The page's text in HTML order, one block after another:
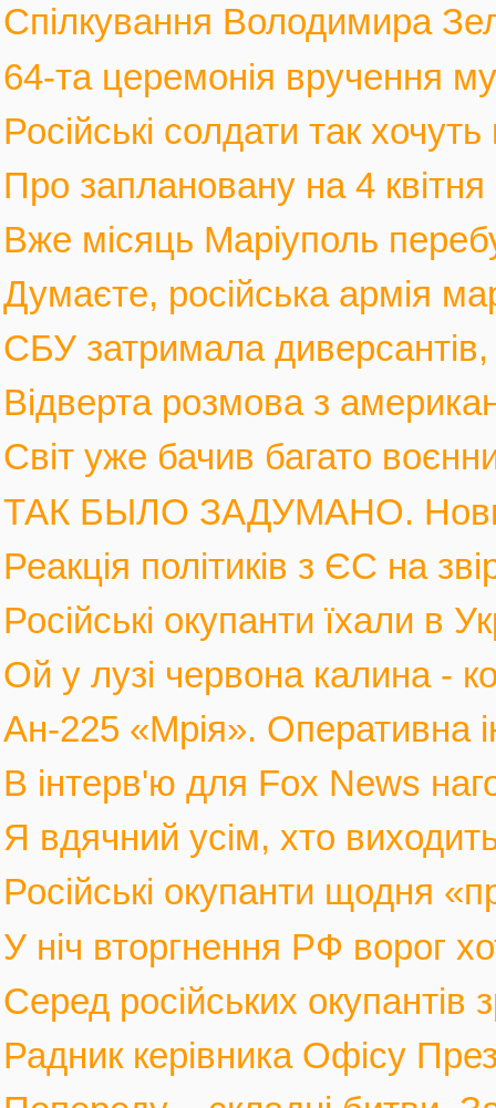
Спілкування Володимира
64-та церемонія вручення
Російські солдати так
Про заплановану на 4
Вже місяць Маріуполь
Думаєте, російська армія
СБУ затримала диверсантів,
Відверта розмова з
Світ уже бачив багато
ТАК БЫЛО ЗАДУМАНО.
Реакція політиків з ЄС на
Російські окупанти їхали в
Ой у лузі червона калина -
Ан-225 «Мрія». Оперативна
В інтерв'ю для Fox News
Я вдячний усім, хто
Російські окупанти щодня
У ніч вторгнення РФ ворог
Серед російських
Радник керівника Офісу